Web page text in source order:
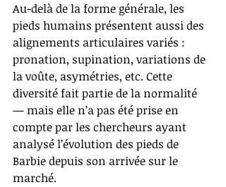
Au-delà de la forme générale, les
pieds humains présentent aussi des
alignements articulaires variés :
pronation, supination, variations de
la voûte, asymétries, etc. Cette
diversité fait partie de la normalité
— mais elle n’a pas été prise en
compte par les chercheurs ayant
analysé l’évolution des pieds de
Barbie depuis son arrivée sur le
marché.